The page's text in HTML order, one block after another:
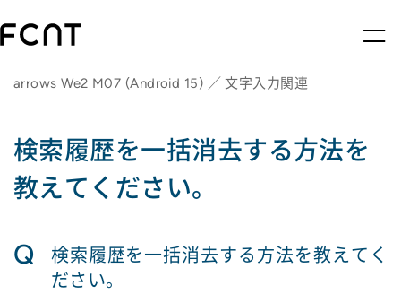
arrows We2 M07 (Android 15) ／ 文字入力関連
検索履歴を一括消去する方法を
教えてください。
Q
検索履歴を一括消去する方法を教えてく
ださい。